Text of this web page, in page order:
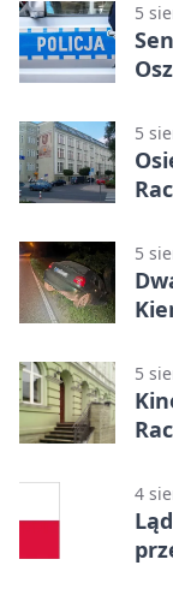
5
5
5
5
4